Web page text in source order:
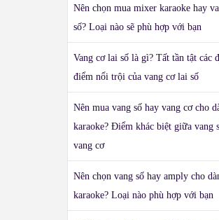
Nên chọn mua mixer karaoke hay
số? Loại nào sẽ phù hợp với bạn
Vang cơ lai số là gì? Tất tần tật các
điểm nổi trội của vang cơ lai số
Nên mua vang số hay vang cơ cho
karaoke? Điểm khác biệt giữa vang
vang cơ
Nên chọn vang số hay amply cho
karaoke? Loại nào phù hợp với bạn